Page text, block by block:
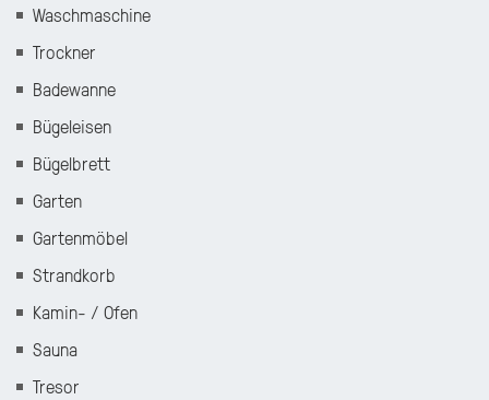
Waschmaschine
Trockner
Badewanne
Bügeleisen
Bügelbrett
Garten
Gartenmöbel
Strandkorb
Kamin- / Ofen
Sauna
Tresor